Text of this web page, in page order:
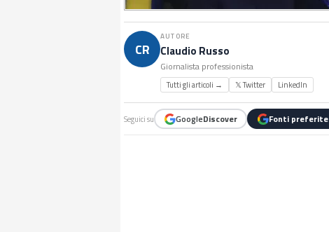
CR
AUTORE
Claudio Russo
Giornalista professionista
Tutti gli articoli → 𝕏 Twitter LinkedIn
Seguici su GoogleDiscover Fonti preferite